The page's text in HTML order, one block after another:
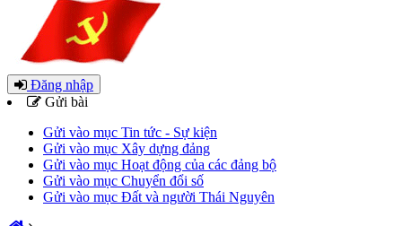
Đăng nhập
Gửi bài
Gửi vào mục Tin tức - Sự kiện
Gửi vào mục Xây dựng đảng
Gửi vào mục Hoạt động của các đảng bộ
Gửi vào mục Chuyển đổi số
Gửi vào mục Đất và người Thái Nguyên